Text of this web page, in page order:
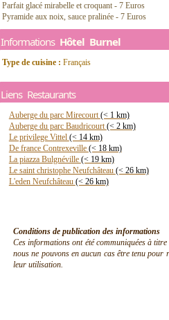
Parfait glacé mirabelle et croquant - 7 Euros
Pyramide aux noix, sauce pralinée - 7 Euros
Informations Hôtel Burnel
Type de cuisine : Français
Liens Restaurants
Auberge du parc Mirecourt(< 1 km)
Auberge du parc Baudricourt(< 2 km)
Le privilege Vittel (< 14 km)
De france Contrexeville (< 18 km)
La piazza Bulgnéville (< 19 km)
Le saint christophe Neufchâteau (< 26 km)
L'eden Neufchâteau (< 26 km)
Conditions de publication des informations
Ces informations ont été communiquées à
nous ne pouvons en aucun cas être tenu
leur utilisation.